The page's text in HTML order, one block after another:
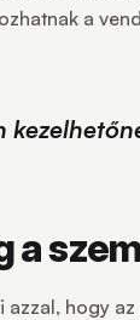
a
a
hogy